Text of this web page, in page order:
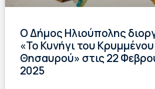
Ο Δήμος Ηλιούπολης
«Το Κυνήγι του Κρυμμένου
Θησαυρού» στις 22
2025